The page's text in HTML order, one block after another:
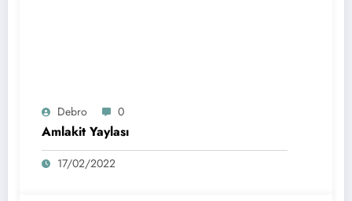
Debro 0
Amlakit Yaylası
17/02/2022